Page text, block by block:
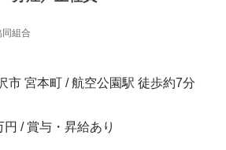
組合
市 宮本町 / 航空公園駅 徒歩約7分
円 / 賞与・昇給あり